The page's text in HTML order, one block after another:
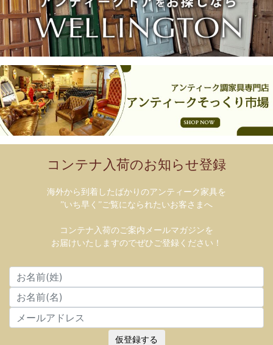
コンテナ入荷のお知らせ登録
海外から到着したばかりのアンティーク家具を
”いち早く”ご覧になられたいお客さまへ
コンテナ入荷のご案内メールマガジンを
お届けいたしますのでぜひご登録ください！
仮登録する